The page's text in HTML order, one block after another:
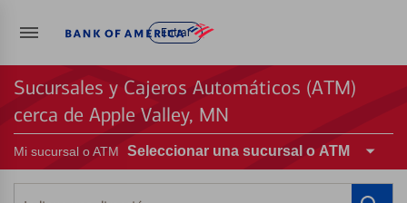
Entrar
Sucursales y Cajeros Automáticos (ATM)
cerca de Apple Valley, MN
Mi sucursal o ATM Seleccionar una sucursal o ATM